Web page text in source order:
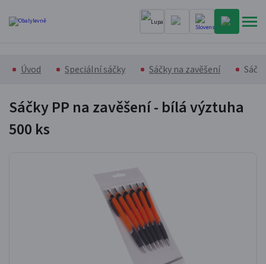
Úvod Speciální sáčky Sáčky na zavěšení
Sáčky PP na zavěšení - bílá výztuha
500 ks